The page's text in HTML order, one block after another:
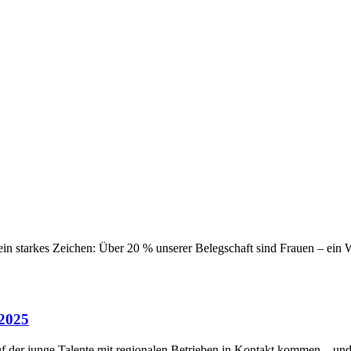
starkes Zeichen: Über 20 % unserer Belegschaft sind Frauen – ein